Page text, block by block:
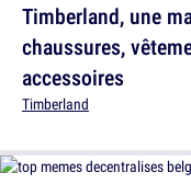
Timberland, une
chaussures,
accessoires
Timberland